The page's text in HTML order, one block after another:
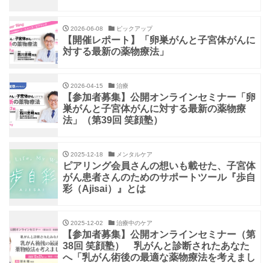
2026-06-08 ピックアップ
【開催レポート】「卵巣がんと子宮体がんに
対する最新の薬物療法」
2026-04-15 治療
【参加者募集】公開オンラインセミナー「卵
巣がんと子宮体がんに対する最新の薬物療
法」（第39回 笑顔塾）
2025-12-18 メンタルケア
ピアリング会員さんの想いも載せた、子宮体
がん患者さんのためのサポートツール『歩自
彩（Ajisai）』とは
2025-12-02 治療中のケア
【参加者募集】公開オンラインセミナー（第
38回 笑顔塾） 乳がんと診断されたあなた
へ「乳がん術後の最適な薬物療法を考えまし